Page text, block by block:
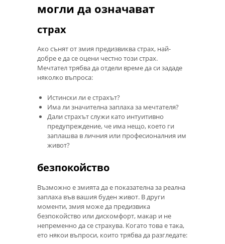
могли да означават
страх
Ако сънят от змия предизвиква страх, най-
добре е да се оцени честно този страх.
Мечтател трябва да отдели време да си зададе
няколко въпроса:
Истински ли е страхът?
Има ли значителна заплаха за мечтателя?
Дали страхът служи като интуитивно
предупреждение, че има нещо, което ги
заплашва в личния или професионалния им
живот?
безпокойство
Възможно е змията да е показателна за реална
заплаха във вашия буден живот. В други
моменти, змия може да предизвика
безпокойство или дискомфорт, макар и не
непременно да се страхува. Когато това е така,
ето някои въпроси, които трябва да разгледате: